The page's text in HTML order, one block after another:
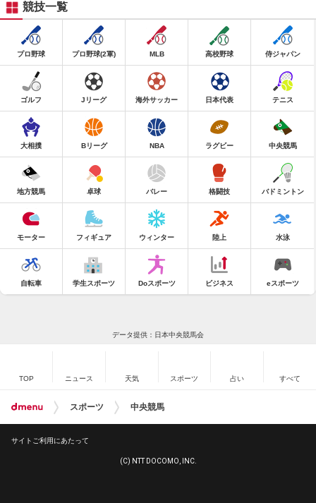
競技一覧
プロ野球 プロ野球(2軍) MLB 高校野球 侍ジャパン
ゴルフ Jリーグ 海外サッカー 日本代表 テニス
大相撲 Bリーグ NBA ラグビー 中央競馬
地方競馬 卓球 バレー 格闘技 バドミントン
モーター フィギュア ウィンター 陸上 水泳
自転車 学生スポーツ Doスポーツ ビジネス eスポーツ
データ提供：日本中央競馬会
TOP ニュース 天気 スポーツ 占い すべて
スポーツ 中央競馬
サイトご利用にあたって
(C) NTT DOCOMO, INC.